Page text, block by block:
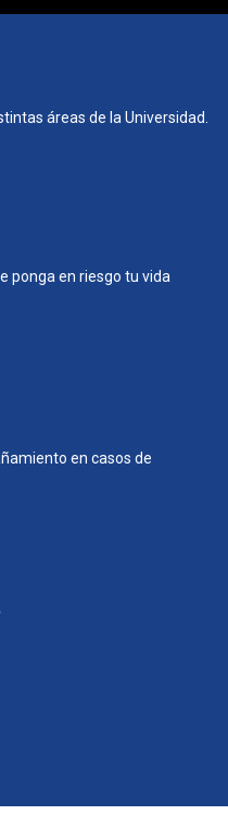
áreas de la Universidad.
ponga en riesgo tu vida
en casos de